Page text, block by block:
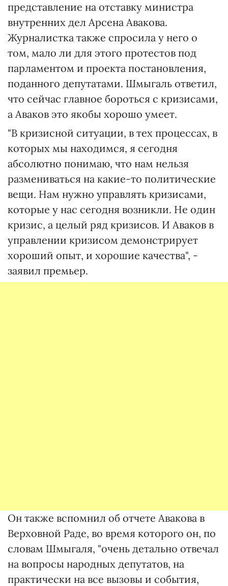
представление на отставку министра
внутренних дел Арсена Авакова.
Журналистка также спросила у него о
том, мало ли для этого протестов под
парламентом и проекта постановления,
поданного депутатами. Шмыгаль ответил,
что сейчас главное бороться с кризисами,
а Аваков это якобы хорошо умеет.
"В кризисной ситуации, в тех процессах, в
которых мы находимся, я сегодня
абсолютно понимаю, что нам нельзя
размениваться на какие-то политические
вещи. Нам нужно управлять кризисами,
которые у нас сегодня возникли. Не один
кризис, а целый ряд кризисов. И Аваков в
управлении кризисом демонстрирует
хороший опыт, и хорошие качества", -
заявил премьер.
Он также вспомнил об отчете Авакова в
Верховной Раде, во время которого он, по
словам Шмыгаля, "очень детально отвечал
на вопросы народных депутатов, на
практически на все вызовы и события,